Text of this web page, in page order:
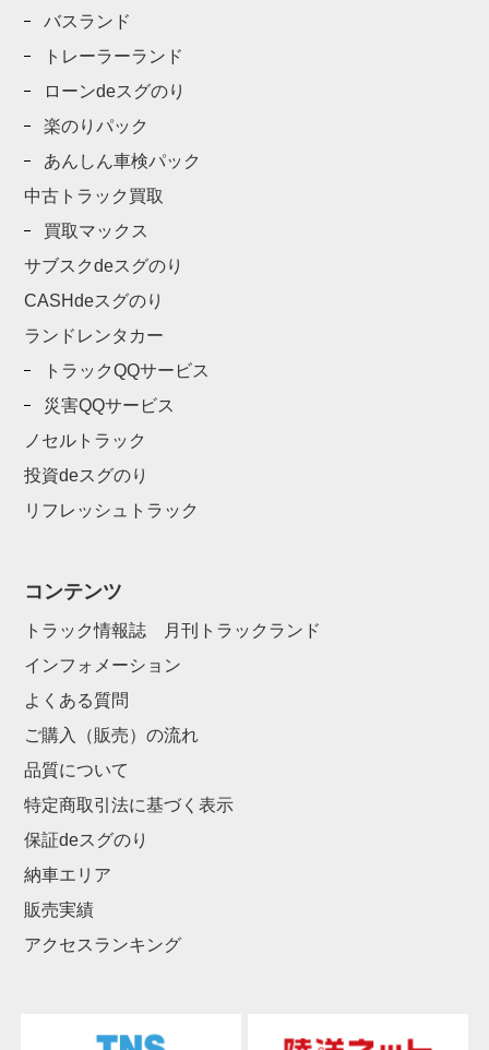
バスランド
トレーラーランド
ローンdeスグのり
楽のりパック
あんしん車検パック
中古トラック買取
買取マックス
サブスクdeスグのり
CASHdeスグのり
ランドレンタカー
トラックQQサービス
災害QQサービス
ノセルトラック
投資deスグのり
リフレッシュトラック
コンテンツ
トラック情報誌 月刊トラックランド
インフォメーション
よくある質問
ご購入（販売）の流れ
品質について
特定商取引法に基づく表示
保証deスグのり
納車エリア
販売実績
アクセスランキング